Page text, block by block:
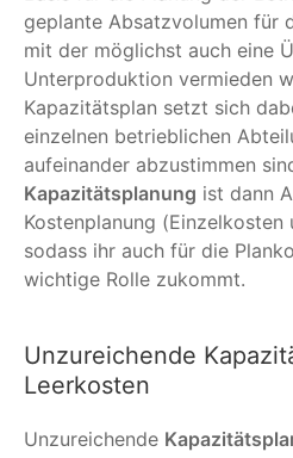
geplante Absatzvolumen für
mit der möglichst auch eine
Unterproduktion vermieden
Kapazitätsplan setzt sich
einzelnen betrieblichen
aufeinander abzustimmen
Kapazitätsplanung ist dann
Kostenplanung (Einzelkosten
sodass ihr auch für die
wichtige Rolle zukommt.
Unzureichende
Leerkosten
Unzureichende